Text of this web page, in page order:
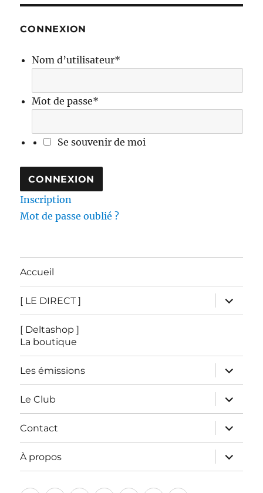
CONNEXION
Nom d’utilisateur*
Mot de passe*
Se souvenir de moi
Inscription
Mot de passe oublié ?
Accueil
[ LE DIRECT ]
ouvrir
le
sous-
[ Deltashop ]
La boutique
Les émissions
ouvrir
le
sous-
menu
Le Club
ouvrir
le
sous-
menu
Contact
ouvrir
le
sous-
menu
À propos
ouvrir
le
sous-